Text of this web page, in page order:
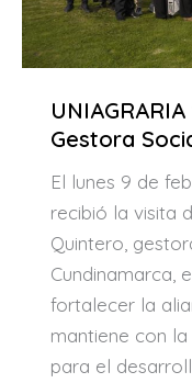
Gestora
El lunes 9 de
recibió la visita
Quintero,
Cundinamarca,
fortalecer la
mantiene con
para el